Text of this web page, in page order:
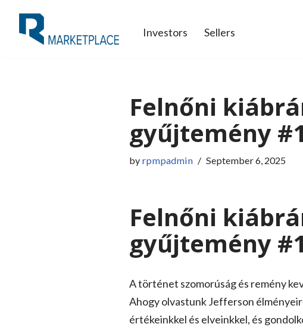
Skip
Investors Sellers
Felnőni
gyűjtemény
by rpmpadmin September 6, 2025
Felnőni
gyűjtemény
A történet szomorúság és remény
Ahogy olvastunk Jefferson
értékeinkkel és elveinkkel, és